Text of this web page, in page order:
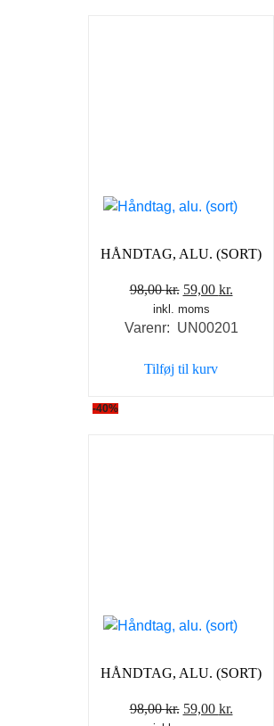
HÅNDTAG, ALU. (SORT)
98,00kr. Den
oprindelige
pris
98,00 kr..
59,00 kr.
pris
inkl. moms
Varenr: UN00201
Tilføj til kurv
-40%
HÅNDTAG, ALU. (SORT)
98,00kr. Den
59,00 kr.